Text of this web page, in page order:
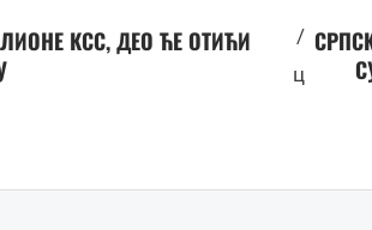
КСС, ДЕО ЋЕ ОТИЋИ
/
ц